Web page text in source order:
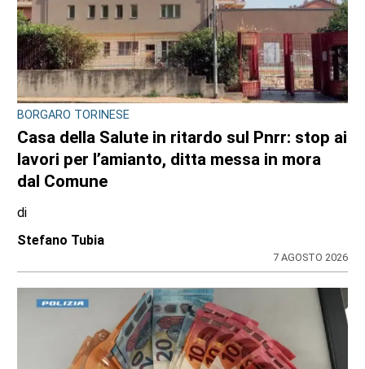
INCHIESTA E SEGNALAZIONI DAL TERRITORIO
Sulle impalcature senza casco e sotto
l’afa: a Ciriè la sicurezza finisce nel mirino
dei cittadini, il dossier
di
Antonello Micali
6 AGOSTO 2026